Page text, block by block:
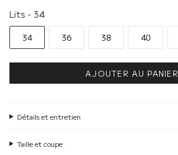
Lits - 34
34 36 38 40
AJOUTER AU PANIER
Détails et entretien
Taille et coupe